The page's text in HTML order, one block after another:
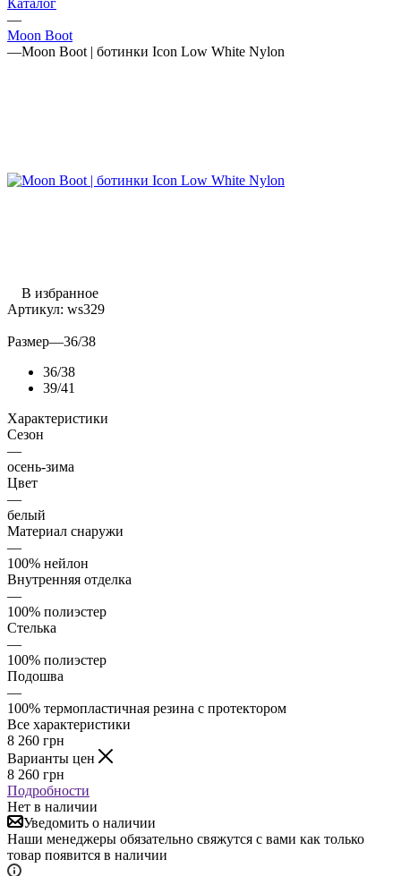
Каталог
—
Moon Boot
—Moon Boot | ботинки Icon Low White Nylon
В избранное
Артикул: ws329
Размер—36/38
36/38
39/41
Характеристики
Сезон
—
осень-зима
Цвет
—
белый
Материал снаружи
—
100% нейлон
Внутренняя отделка
—
100% полиэстер
Стелька
—
100% полиэстер
Подошва
—
100% термопластичная резина с протектором
Все характеристики
8 260 грн
Варианты цен
8 260 грн
Подробности
Нет в наличии
Уведомить о наличии
Наши менеджеры обязательно свяжутся с вами как только
товар появится в наличии